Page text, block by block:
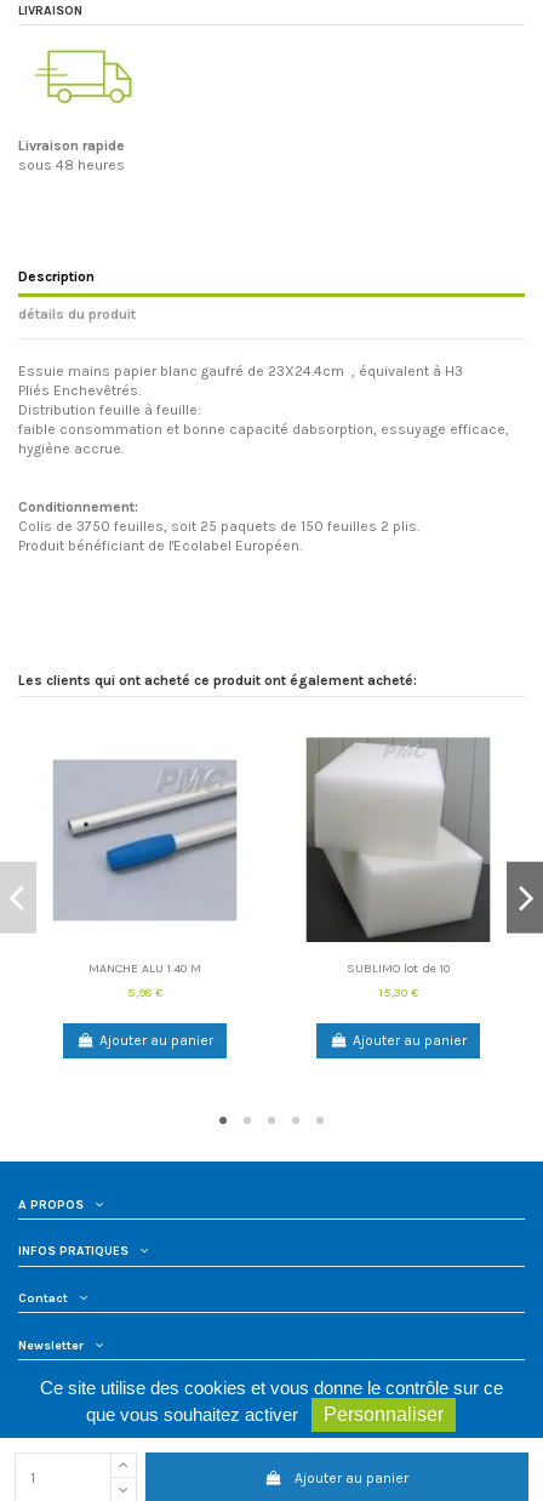
Ajouter au panier
LIVRAISON
Livraison rapide
sous 48 heures
Description
détails du produit
Essuie mains papier blanc gaufré de 23X24.4cm , équivalent à H3
Pliés Enchevêtrés.
Distribution feuille à feuille:
faible consommation et bonne capacité dabsorption, essuyage efficace,
hygiène accrue.
Conditionnement:
Colis de 3750 feuilles, soit 25 paquets de 150 feuilles 2 plis.
Produit bénéficiant de l'Ecolabel Européen.
Les clients qui ont acheté ce produit ont également acheté:
MANCHE ALU 1.40 M
5,98 €
Ajouter au panier
SUBLIMO lot de 10
15,30 €
Ajouter au panier
A PROPOS
INFOS PRATIQUES
Contact
Newsletter
PMC Hygiène © tous droits réservés - Créé parAgence Web Cibleweb
Nos partenaires :La référence de l'inox pour la restauration-Nettoyage
Bloc Opératoire
Ce site utilise des cookies et vous donne le contrôle sur ce
que vous souhaitez activer
Personnaliser